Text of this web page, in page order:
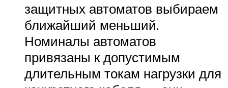
защитных автоматов выбираем
ближайший меньший.
Номиналы автоматов
привязаны к допустимым
длительным токам нагрузки для